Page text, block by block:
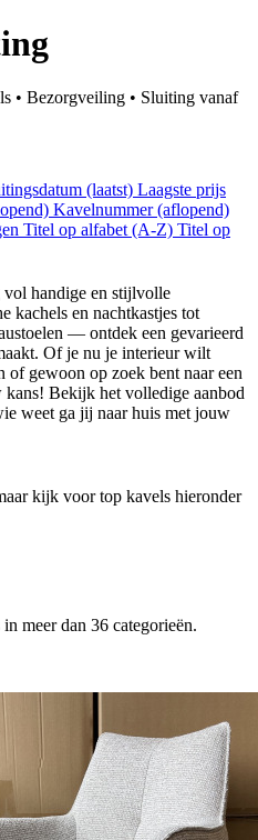
• Bezorgveiling • Sluiting vanaf
(laatst) Laagste prijs
Kavelnummer (aflopend)
Titel op alfabet (A-Z) Titel op
handige en stijlvolle
kachels en nachtkastjes tot
— ontdek een gevarieerd
Of je nu je interieur wilt
gewoon op zoek bent naar een
Bekijk het volledige aanbod
weet ga jij naar huis met jouw
kijk voor top kavels hieronder
meer dan 36 categorieën.